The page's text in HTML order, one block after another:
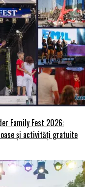
Family Fest 2026:
și activități gratuite